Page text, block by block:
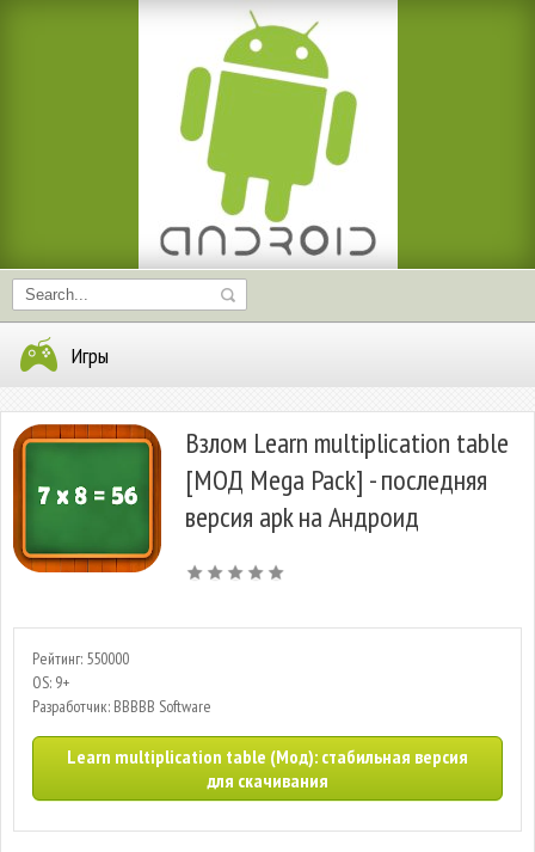
Игры
Взлом Learn multiplication table
[МОД Mega Pack] - последняя
версия apk на Андроид
Рейтинг: 550000
OS: 9+
Разработчик: BBBBB Software
Learn multiplication table (Мод): стабильная версия
для скачивания